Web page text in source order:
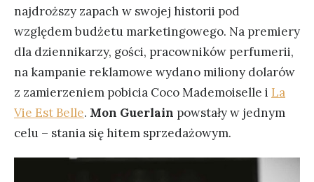
najdroższy zapach w swojej historii pod
względem budżetu marketingowego. Na premiery
dla dziennikarzy, gości, pracowników perfumerii,
na kampanie reklamowe wydano miliony dolarów
z zamierzeniem pobicia Coco Mademoiselle i La
Vie Est Belle. Mon Guerlain powstały w jednym
celu – stania się hitem sprzedażowym.